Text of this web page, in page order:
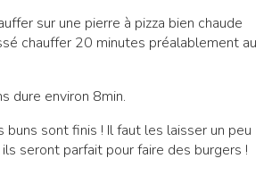
sur une pierre à pizza bien chaude
chauffer 20 minutes préalablement au
dure environ 8min.
buns sont finis ! Il faut les laisser un peu
seront parfait pour faire des burgers !